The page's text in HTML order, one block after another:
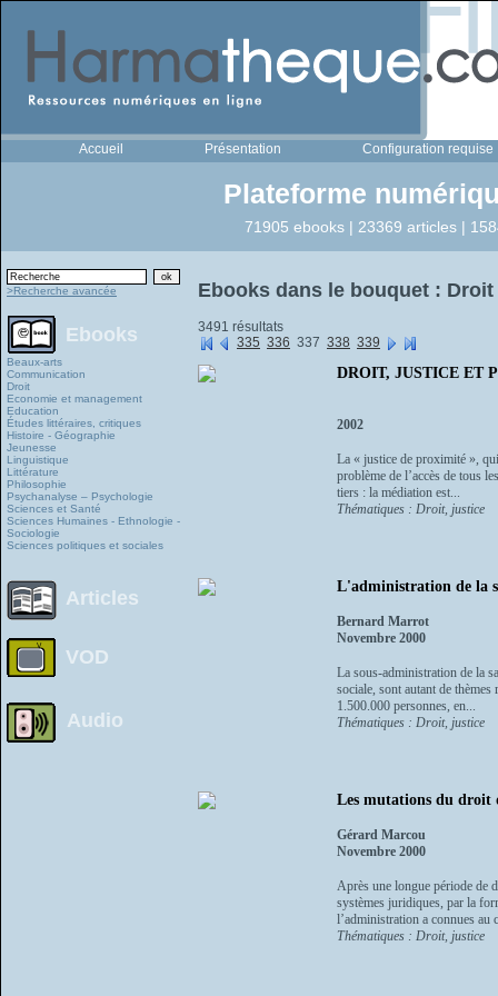
Accueil Présentation Configuration requise
Plateforme
71905 ebooks | 23369 articles |
>Recherche avancée
Ebooks
Beaux-arts
Communication
Droit
Economie et management
Education
Études littéraires, critiques
Histoire - Géographie
Jeunesse
Linguistique
Littérature
Philosophie
Psychanalyse – Psychologie
Sciences et Santé
Sciences Humaines - Ethnologie -
Sociologie
Sciences politiques et sociales
Articles
VOD
Audio
Ebooks dans le bouquet : Droit
3491 résultats
335 336 337 338 339
DROIT, JUSTICE ET
2002
La « justice de proximité »,
problème de l’accès de tous
tiers : la médiation est...
Thématiques : Droit, justice
L'administration de la
Bernard Marrot
Novembre 2000
La sous-administration de la
sociale, sont autant de
1.500.000 personnes, en...
Thématiques : Droit, justice
Les mutations du droit
Gérard Marcou
Novembre 2000
Après une longue période de
systèmes juridiques, par la
l’administration a connues au
Thématiques : Droit, justice